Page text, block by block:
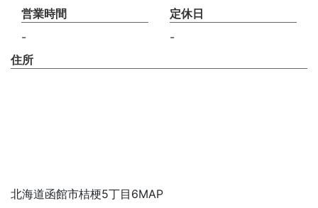
営業時間
-
定休日
-
住所
北海道函館市桔梗5丁目6MAP